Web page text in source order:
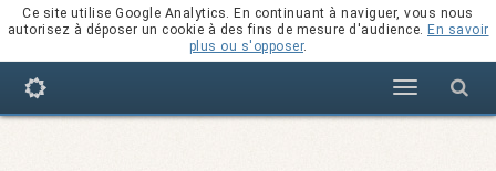
Ce site utilise Google Analytics. En continuant à naviguer, vous nous
autorisez à déposer un cookie à des fins de mesure d'audience. En savoir
plus ou s'opposer.
Navigation